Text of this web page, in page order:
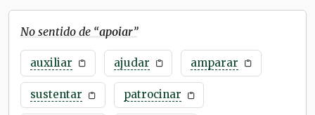
No sentido de “apoiar”
auxiliar ajudar amparar
sustentar patrocinar